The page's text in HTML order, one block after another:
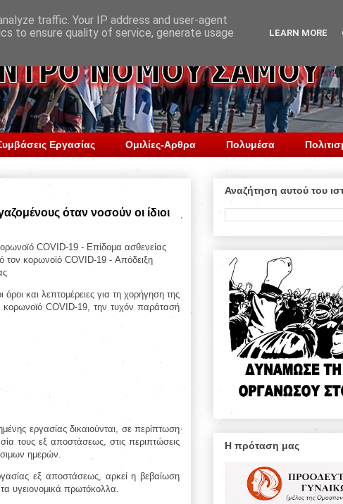
Εργασίας Ομιλίες-Αρθρα Πολυμέσα
όταν νοσούν οι ίδιοι
COVID-19 - Επίδομα ασθενείας
τον κορωνοϊό COVID-19 - Απόδειξη
και λεπτομέρειες για τη χορήγηση της
κορωνοϊό COVID-19, την τυχόν παράτασή
εργασίας δικαιούνται, σε περίπτωση
τους εξ αποστάσεως, στις περιπτώσεις
ημερών.
εξ αποστάσεως, αρκεί η βεβαίωση
υγειονομικά πρωτόκολλα.
Αναζήτηση αυτού του
Η πρόταση μας
traffic. Your IP address and user-agent
to ensure quality of service, generate usage
LEARN MORE